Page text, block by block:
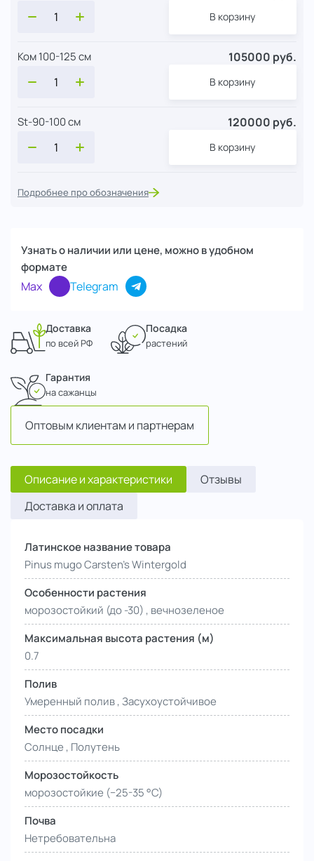
В корзину
Ком 100-125 см 105000 руб.
В корзину
St-90-100 см 120000 руб.
В корзину
Подробнее про обозначения
Узнать о наличии или цене, можно в удобном
формате
Max Telegram
Доставка
по всей РФ
Посадка
растений
Гарантия
на сажанцы
Оптовым клиентам и партнерам
Описание и характеристики
Отзывы
Доставка и оплата
Латинское название товара
Pinus mugo Carsten's Wintergold
Особенности растения
морозостойкий (до -30) , вечнозеленое
Максимальная высота растения (м)
0.7
Полив
Умеренный полив , Засухоустойчивое
Место посадки
Солнце , Полутень
Морозостойкость
морозостойкие (−25-35 °С)
Почва
Нетребовательна